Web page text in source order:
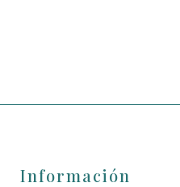
Información